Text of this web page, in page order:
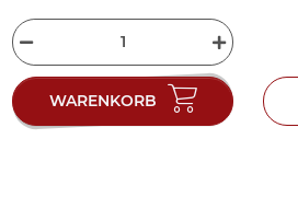
WARENKORB